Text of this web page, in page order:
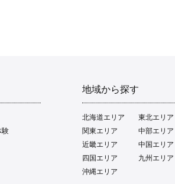
験
地域から探す
北海道エリア
東北エリア
関東エリア
中部エリア
近畿エリア
中国エリア
四国エリア
九州エリア
沖縄エリア